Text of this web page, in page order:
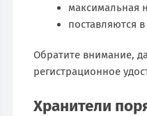
максимальная
поставляются
Обратите внимание,
регистрационное
Хранители